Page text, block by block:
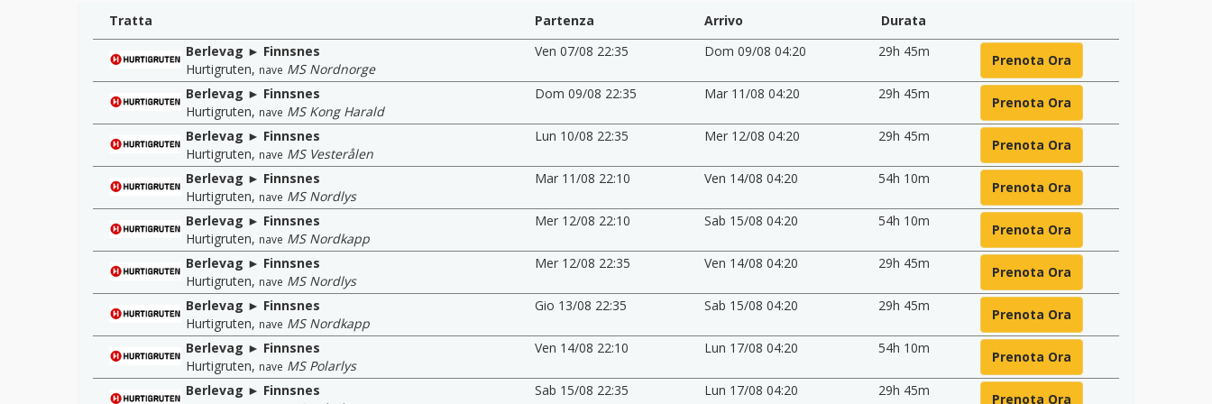
Tratta Partenza Arrivo
Durata
Berlevag ► Finnsnes
Hurtigruten, nave MS Nordnorge
Ven 07/08 22:35 Dom 09/08 04:20 29h 45m
Prenota Ora
Berlevag ► Finnsnes
Hurtigruten, nave MS Kong Harald
Dom 09/08 22:35 Mar 11/08 04:20 29h 45m
Prenota Ora
Berlevag ► Finnsnes
Hurtigruten, nave MS Vesterålen
Lun 10/08 22:35 Mer 12/08 04:20 29h 45m
Prenota Ora
Berlevag ► Finnsnes
Hurtigruten, nave MS Nordlys
Mar 11/08 22:10 Ven 14/08 04:20 54h 10m
Prenota Ora
Berlevag ► Finnsnes
Hurtigruten, nave MS Nordkapp
Mer 12/08 22:10 Sab 15/08 04:20 54h 10m
Prenota Ora
Berlevag ► Finnsnes
Hurtigruten, nave MS Nordlys
Mer 12/08 22:35 Ven 14/08 04:20 29h 45m
Prenota Ora
Berlevag ► Finnsnes
Hurtigruten, nave MS Nordkapp
Gio 13/08 22:35 Sab 15/08 04:20 29h 45m
Prenota Ora
Berlevag ► Finnsnes
Hurtigruten, nave MS Polarlys
Ven 14/08 22:10 Lun 17/08 04:20 54h 10m
Prenota Ora
Berlevag ► Finnsnes
Sab 15/08 22:35 Lun 17/08 04:20 29h 45m
Prenota Ora